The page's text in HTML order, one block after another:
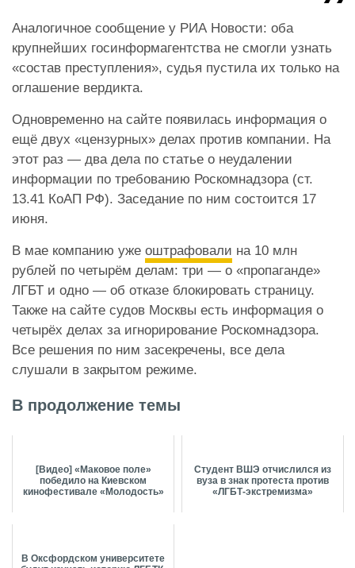
Аналогичное сообщение у РИА Новости: оба
крупнейших госинформагентства не смогли узнать
«состав преступления», судья пустила их только на
оглашение вердикта.
Одновременно на сайте появилась информация о
ещё двух «цензурных» делах против компании. На
этот раз — два дела по статье о неудалении
информации по требованию Роскомнадзора (ст.
13.41 КоАП РФ). Заседание по ним состоится 17
июня.
В мае компанию уже оштрафовали на 10 млн
рублей по четырём делам: три — о «пропаганде»
ЛГБТ и одно — об отказе блокировать страницу.
Также на сайте судов Москвы есть информация о
четырёх делах за игнорирование Роскомнадзора.
Все решения по ним засекречены, все дела
слушали в закрытом режиме.
В продолжение темы
[Видео] «Маковое поле»
победило на Киевском
кинофестивале «Молодость»
Студент ВШЭ отчислился из
вуза в знак протеста против
«ЛГБТ-экстремизма»
В Оксфордском университете